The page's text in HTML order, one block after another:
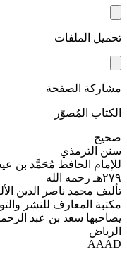
تحميل الملفات
مشاركة الصفحة
الكتاب المُصوّر
صحيح
سنن الترمذي
للإمام الحافظ مُحَمَّد بن
٢٧٩هـ رحمه الله
تأليف محمد ناصر الدين
مكتبة المعارف للنشر
يصاحبها سعد بن عبد
الرياض
AAAD